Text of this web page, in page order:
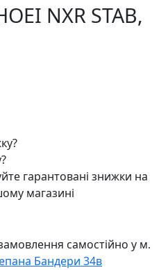
NXR STAB,
гарантовані знижки на
магазині
самостійно у м.
Бандери 34в